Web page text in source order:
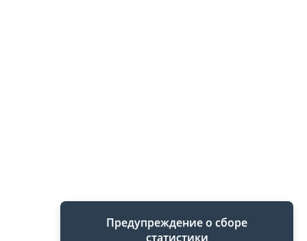
Предупреждение о сборе
статистики